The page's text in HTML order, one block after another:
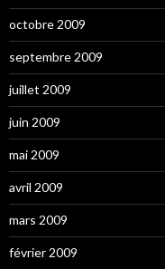
octobre 2009
septembre 2009
juillet 2009
juin 2009
mai 2009
avril 2009
mars 2009
février 2009